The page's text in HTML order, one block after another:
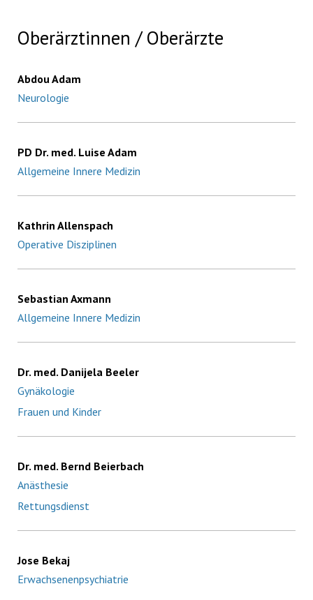
Oberärztinnen / Oberärzte
Abdou Adam
Neurologie
PD Dr. med. Luise Adam
Allgemeine Innere Medizin
Kathrin Allenspach
Operative Disziplinen
Sebastian Axmann
Allgemeine Innere Medizin
Dr. med. Danijela Beeler
Gynäkologie
Frauen und Kinder
Dr. med. Bernd Beierbach
Anästhesie
Rettungsdienst
Jose Bekaj
Erwachsenenpsychiatrie